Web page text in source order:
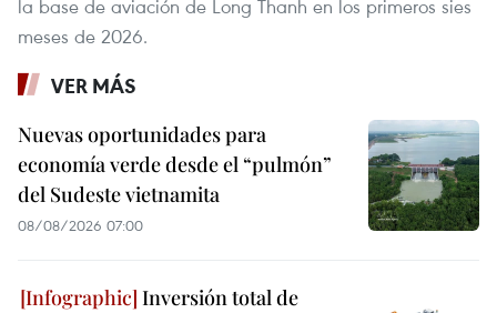
la base de aviación de Long Thanh en los primeros sies
meses de 2026.
VER MÁS
Nuevas oportunidades para
economía verde desde el “pulmón”
del Sudeste vietnamita
08/08/2026 07:00
Inversión total de